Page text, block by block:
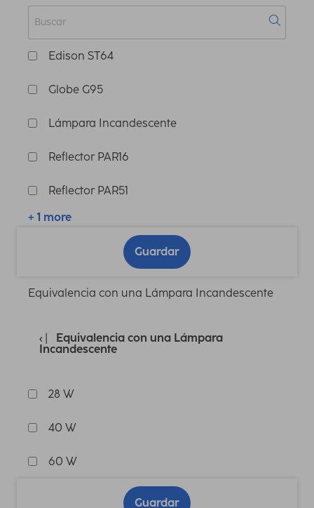
Edison ST64
Globe G95
Lámpara Incandescente
Reflector PAR16
Reflector PAR51
+ 1 more
Guardar
Equivalencia con una Lámpara Incandescente
Equivalencia con una Lámpara
Incandescente
28 W
40 W
60 W
Guardar